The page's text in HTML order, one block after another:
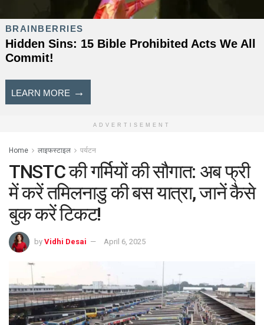
ADVERTISEMENT
Home लाइफस्टाइल पर्यटन
TNSTC की गर्मियों की सौगात: अब फ्री
में करें तमिलनाडु की बस यात्रा, जानें कैसे
बुक करें टिकट!
by Vidhi Desai April 6, 2025